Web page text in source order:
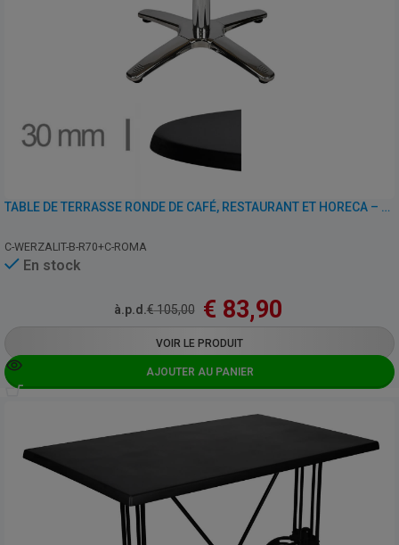
TABLE DE TERRASSE RONDE DE CAFÉ, RESTAURANT ET HORECA – WERZALIT NOIR – 70 CM
C-WERZALIT-B-R70+C-ROMA
En stock
à.p.d.€105,00 € 83,90
VOIR LE PRODUIT
AJOUTER AU PANIER